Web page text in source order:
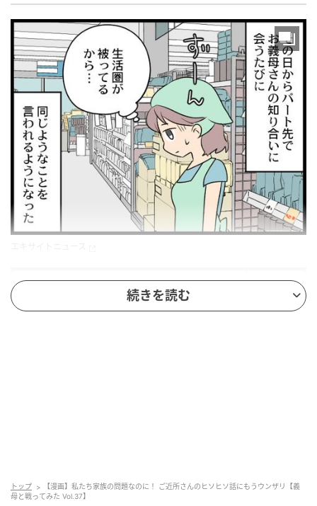
エキサイトニュース
続きを読む
トップ
【漫画】私たち家族の問題なのに！ ご近所さんのヒソヒソ話にもうウンザリ【義
母と戦ってみた Vol.37】